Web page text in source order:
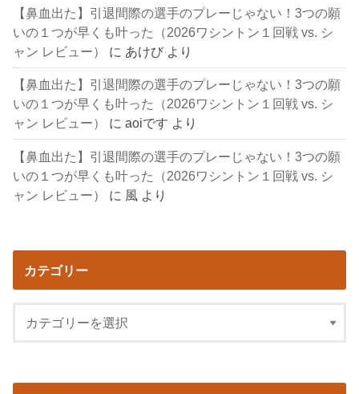
【鼻血出た】引退間際の選手のプレーじゃない！3つの願
いの１つが早くも叶った（2026ワシントン１回戦 vs. シ
ャン レビュー）
に あけび より
【鼻血出た】引退間際の選手のプレーじゃない！3つの願
いの１つが早くも叶った（2026ワシントン１回戦 vs. シ
ャン レビュー）
にaoiです より
【鼻血出た】引退間際の選手のプレーじゃない！3つの願
いの１つが早くも叶った（2026ワシントン１回戦 vs. シ
ャン レビュー）
に 風 より
カテゴリー